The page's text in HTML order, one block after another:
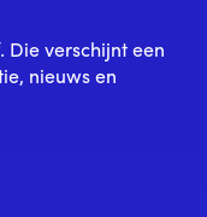
Die verschijnt een
nieuws en